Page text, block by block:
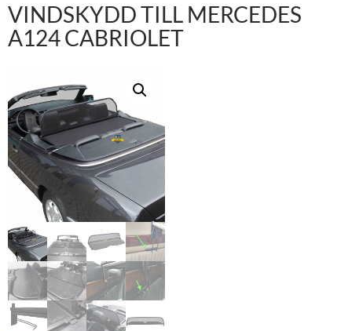
VINDSKYDD TILL MERCEDES
A124 CABRIOLET